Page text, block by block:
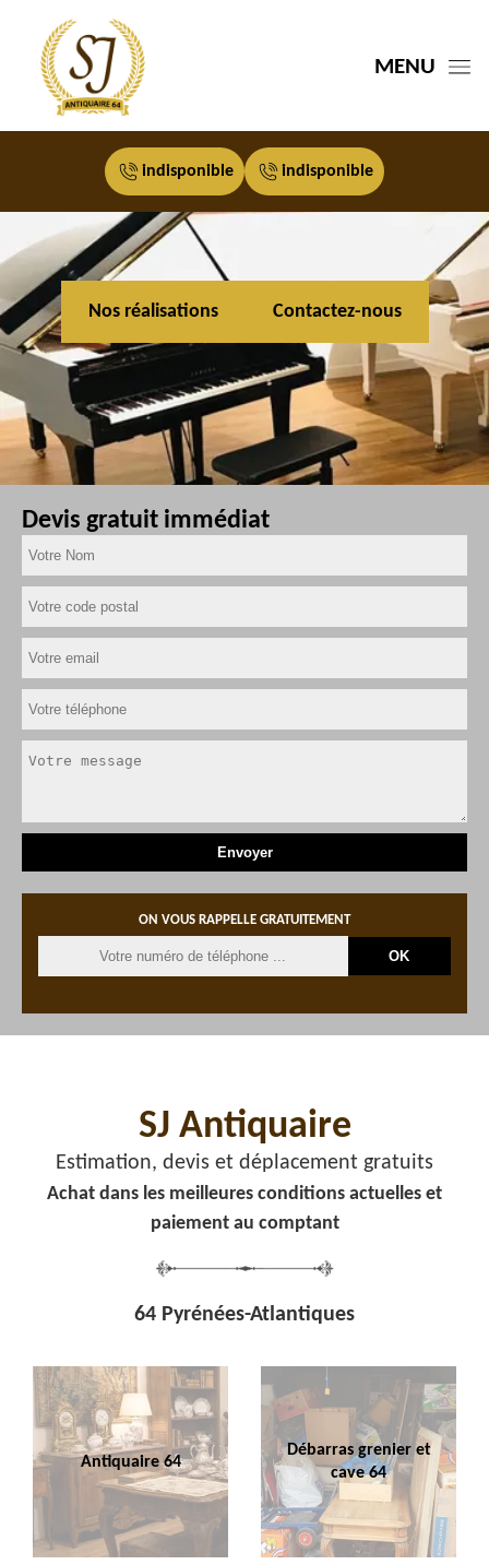
MENU
indisponible indisponible
Nos réalisations Contactez-nous
Devis gratuit immédiat
ON VOUS RAPPELLE GRATUITEMENT
SJ Antiquaire
Estimation, devis et déplacement gratuits
Achat dans les meilleures conditions actuelles et
paiement au comptant
64 Pyrénées-Atlantiques
Antiquaire 64
Débarras grenier et
cave 64